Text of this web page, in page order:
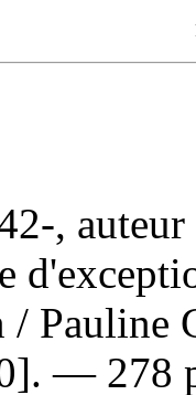
, auteur
/ Pauline
— 278